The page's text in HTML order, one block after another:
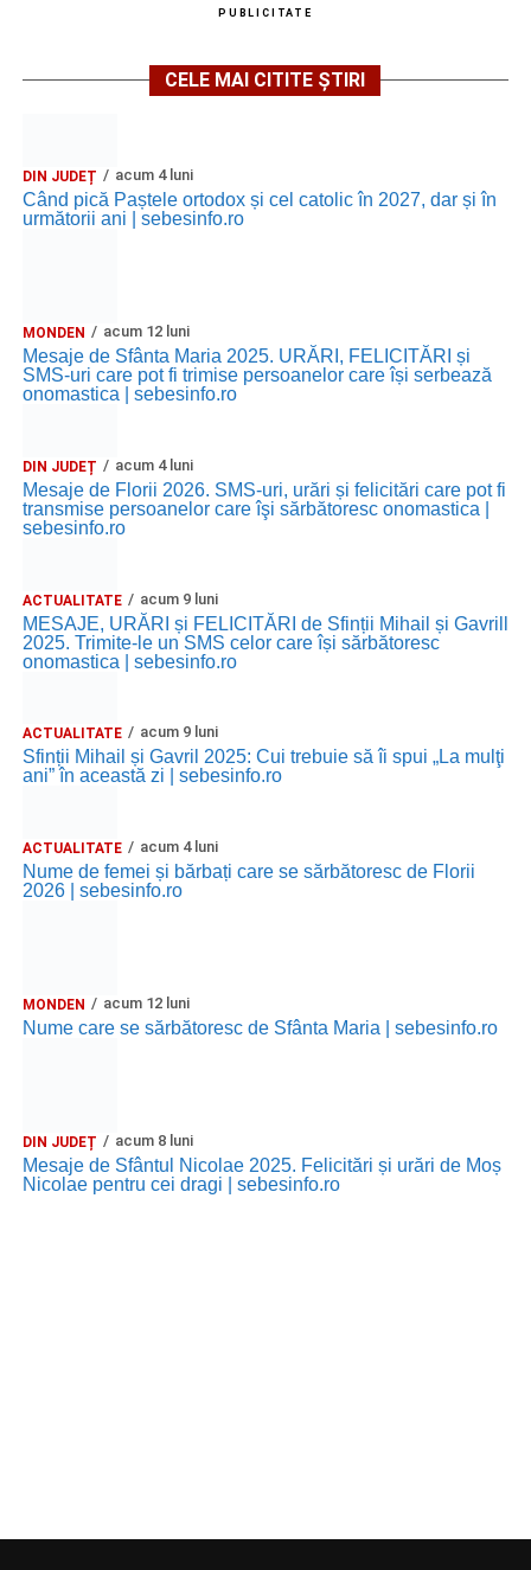
PUBLICITATE
CELE MAI CITITE ȘTIRI
DIN JUDEȚ acum 4 luni
Când pică Paștele ortodox și cel catolic în 2027, dar și în
următorii ani | sebesinfo.ro
MONDEN acum 12 luni
Mesaje de Sfânta Maria 2025. URĂRI, FELICITĂRI și
SMS-uri care pot fi trimise persoanelor care își serbează
onomastica | sebesinfo.ro
DIN JUDEȚ acum 4 luni
Mesaje de Florii 2026. SMS-uri, urări și felicitări care pot fi
transmise persoanelor care îşi sărbătoresc onomastica |
sebesinfo.ro
ACTUALITATE acum 9 luni
MESAJE, URĂRI și FELICITĂRI de Sfinții Mihail și Gavrill
2025. Trimite-le un SMS celor care își sărbătoresc
onomastica | sebesinfo.ro
ACTUALITATE acum 9 luni
Sfinții Mihail și Gavril 2025: Cui trebuie să îi spui „La mulţi
ani” în această zi | sebesinfo.ro
ACTUALITATE acum 4 luni
Nume de femei și bărbați care se sărbătoresc de Florii
2026 | sebesinfo.ro
MONDEN acum 12 luni
Nume care se sărbătoresc de Sfânta Maria | sebesinfo.ro
DIN JUDEȚ acum 8 luni
Mesaje de Sfântul Nicolae 2025. Felicitări și urări de Moș
Nicolae pentru cei dragi | sebesinfo.ro